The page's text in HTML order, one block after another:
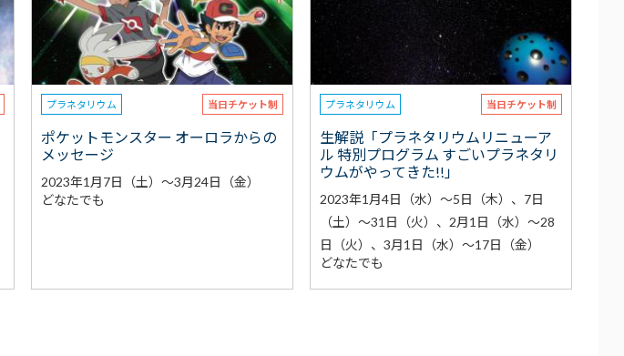
プラネタリウム 当日チケット制
ポケットモンスター オーロラからの
メッセージ
2023年1月7日（土）～3月24日（金）
どなたでも
プラネタリウム 当日チケット制
生解説「プラネタリウムリニューア
ル 特別プログラム すごいプラネタリ
ウムがやってきた!!」
2023年1月4日（水）～5日（木）、7日
（土）～31日（火）、2月1日（水）～28
日（火）、3月1日（水）～17日（金）
どなたでも